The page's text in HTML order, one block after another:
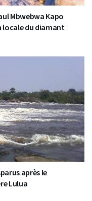
Mbwebwa Kapo
du diamant
après le
Lulua